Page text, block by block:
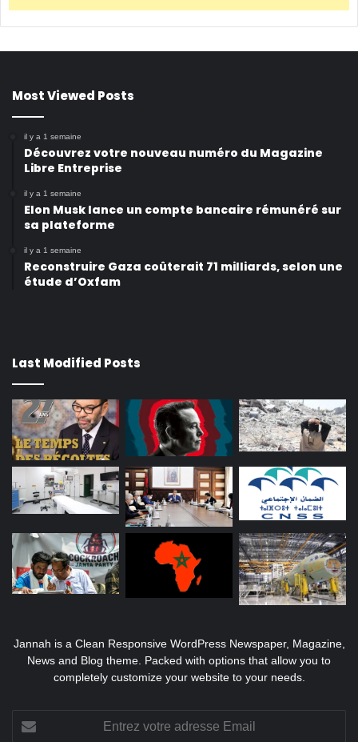
Most Viewed Posts
il y a 1 semaine
Découvrez votre nouveau numéro du Magazine
Libre Entreprise
il y a 1 semaine
Elon Musk lance un compte bancaire rémunéré sur
sa plateforme
il y a 1 semaine
Reconstruire Gaza coûterait 71 milliards, selon une
étude d’Oxfam
Last Modified Posts
Jannah is a Clean Responsive WordPress Newspaper, Magazine,
News and Blog theme. Packed with options that allow you to
completely customize your website to your needs.
votre